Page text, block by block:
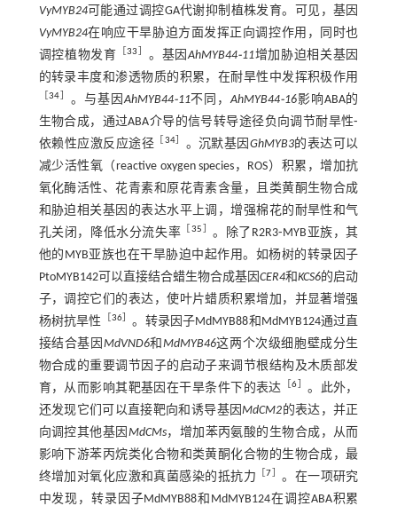
VyMYB24可能通过调控GA代谢抑制植株发育。可见，基因
VyMYB24在响应干旱胁迫方面发挥正向调控作用，同时也
调控植物发育
［33 。基因AhMYB44⁃11增加胁迫相关基因
的转录丰度和渗透物质的积累，在耐旱性中发挥积极作用
［34 。与基因AhMYB44⁃11不同，AhMYB44⁃16影响ABA的
生物合成，通过ABA介导的信号转导途径负向调节耐旱性⁃
依赖性应激反应途径
34］ 。沉默基因 GhMYB3的表达可以
减少活性氧（reactive oxygen species，ROS）积累，增加抗
氧化酶活性、花青素和原花青素含量，且类黄酮生物合成
和胁迫相关基因的表达水平上调，增强棉花的耐旱性和气
孔关闭，降低水分流失率
35
。除了R2R3⁃MYB亚族，其
他的MYB亚族也在干旱胁迫中起作用。如杨树的转录因子
PtoMYB142可以直接结合蜡生物合成基因CER4和KCS6的启动
子，调控它们的表达，使叶片蜡质积累增加，并显著增强
杨树抗旱性
36］ 。转录因子MdMYB88和MdMYB124通过直
接结合基因 MdVND6和 MdMYB46这两个次级细胞壁成分生
物合成的重要调节因子的启动子来调节根结构及木质部发
育，从而影响其靶基因在干旱条件下的表达 ［6
。此外，
还发现它们可以直接靶向和诱导基因MdCM2 的表达，并正
向调控其他基因 MdCMs，增加苯丙氨酸的生物合成，从而
影响下游苯丙烷类化合物和类黄酮化合物的生物合成，最
终增加对氧化应激和真菌感染的抵抗力 ［7
。在一项研究
中发现，转录因子MdMYB88和MdMYB124在调控ABA积累